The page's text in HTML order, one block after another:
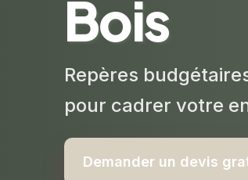
Bois
Repères
pour cadrer votre
Demander un devis